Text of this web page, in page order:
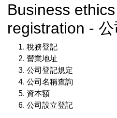
Business
registration -
稅務登記
營業地址
公司登記規定
公司名稱查詢
資本額
公司設立登記